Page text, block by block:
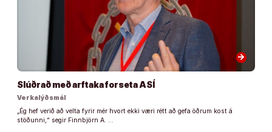
arrow_forward
Slúðrað með arftaka forseta ASÍ
Verkalýðsmál
„Ég hef verið að velta fyrir mér hvort ekki væri rétt að gefa öðrum kost á
stöðunni,“ segir Finnbjörn A. …